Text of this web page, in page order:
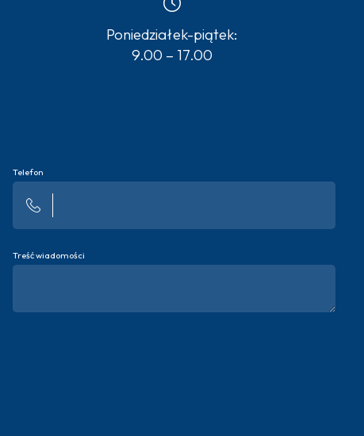
Poniedziałek-piątek:
9.00 – 17.00
Telefon
Treść wiadomości